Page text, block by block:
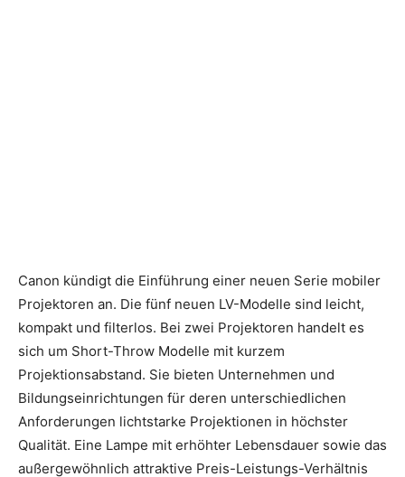
Canon kündigt die Einführung einer neuen Serie mobiler
Projektoren an. Die fünf neuen LV-Modelle sind leicht,
kompakt und filterlos. Bei zwei Projektoren handelt es
sich um Short-Throw Modelle mit kurzem
Projektionsabstand. Sie bieten Unternehmen und
Bildungseinrichtungen für deren unterschiedlichen
Anforderungen lichtstarke Projektionen in höchster
Qualität. Eine Lampe mit erhöhter Lebensdauer sowie das
außergewöhnlich attraktive Preis-Leistungs-Verhältnis